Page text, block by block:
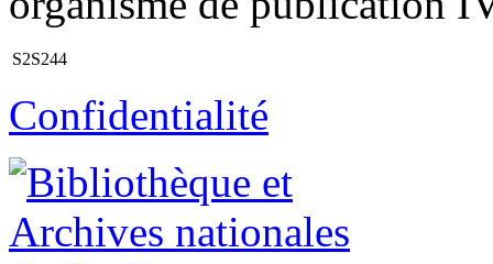
S2S244
Confidentialité